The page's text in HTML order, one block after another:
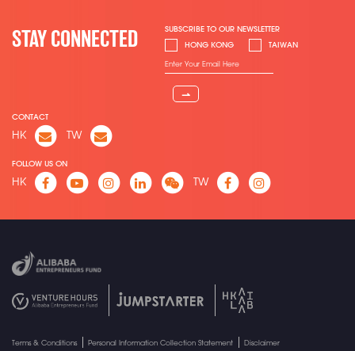
STAY CONNECTED
SUBSCRIBE TO OUR NEWSLETTER
HONG KONG
TAIWAN
⇀
CONTACT
HK TW
FOLLOW US ON
HK TW
Terms & Conditions Personal Information Collection Statement Disclaimer